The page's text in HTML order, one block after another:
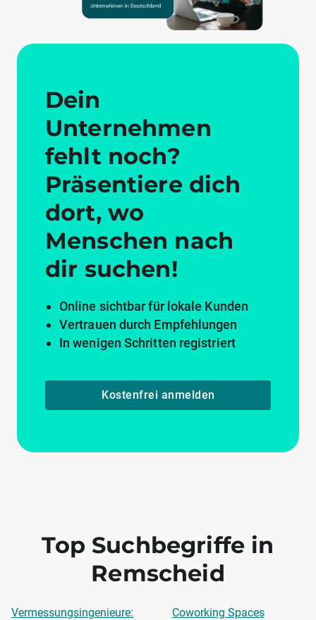
Dein
Unternehmen
fehlt noch?
Präsentiere dich
dort, wo
Menschen nach
dir suchen!
Online sichtbar für lokale Kunden
Vertrauen durch Empfehlungen
In wenigen Schritten registriert
Kostenfrei anmelden
Top Suchbegriffe in
Remscheid
Vermessungsingenieure:
Coworking Spaces